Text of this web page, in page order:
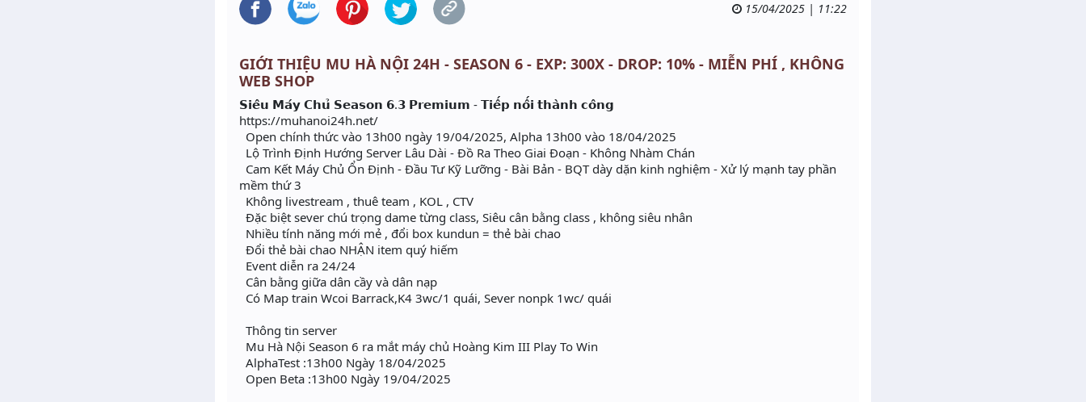
15/04/2025 | 11:22
GIỚI THIỆU MU HÀ NỘI 24H - SEASON 6 - EXP: 300X - DROP: 10% - MIỄN PHÍ , KHÔNG
WEB SHOP
𝗦𝗶𝗲̂𝘂 𝗠𝗮́𝘆 𝗖𝗵𝘂̉ 𝗦𝗲𝗮𝘀𝗼𝗻 𝟲.𝟯 𝗣𝗿𝗲𝗺𝗶𝘂𝗺 - 𝗧𝗶𝗲̂́𝗽 𝗻𝗼̂́𝗶 𝘁𝗵𝗮̀𝗻𝗵 𝗰𝗼̂𝗻𝗴
https://muhanoi24h.net/
Open chính thức vào 13h00 ngày 19/04/2025, Alpha 13h00 vào 18/04/2025
Lộ Trình Định Hướng Server Lâu Dài - Đồ Ra Theo Giai Đoạn - Không Nhàm Chán
Cam Kết Máy Chủ Ổn Định - Đầu Tư Kỹ Lưỡng - Bài Bản - BQT dày dặn kinh nghiệm - Xử lý mạnh tay phần
mềm thứ 3
Không livestream , thuê team , KOL , CTV
Đặc biệt sever chú trọng dame từng class, Siêu cân bằng class , không siêu nhân
Nhiều tính năng mới mẻ , đổi box kundun = thẻ bài chao
Đổi thẻ bài chao NHẬN item quý hiếm
Event diễn ra 24/24
Cân bằng giữa dân cầy và dân nạp
Có Map train Wcoi Barrack,K4 3wc/1 quái, Sever nonpk 1wc/ quái
Thông tin server
Mu Hà Nội Season 6 ra mắt máy chủ Hoàng Kim III Play To Win
AlphaTest :13h00 Ngày 18/04/2025
Open Beta :13h00 Ngày 19/04/2025